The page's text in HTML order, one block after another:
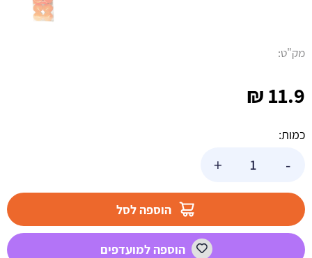
11.9
₪
כמות:
-
תפוז
+
הוספה לסל
הוספה למועדפים
מק"ט: